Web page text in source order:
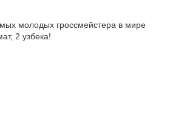
молодых гроссмейстера в мире
2 узбека!